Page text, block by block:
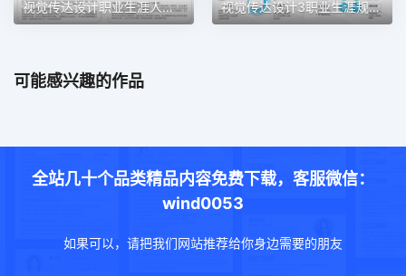
视觉传达设计职业生涯人物访谈职业生涯规划PPT模板 视觉传达设计3职业生涯规划PPT模板
可能感兴趣的作品
全站几十个品类精品内容免费下载，客服微信：
wind0053
如果可以，请把我们网站推荐给你身边需要的朋友